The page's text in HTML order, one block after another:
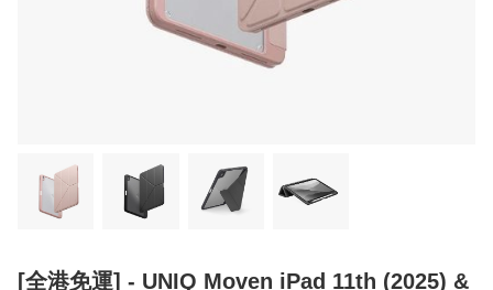
[全港免運] - UNIQ Moven iPad 11th (2025) &